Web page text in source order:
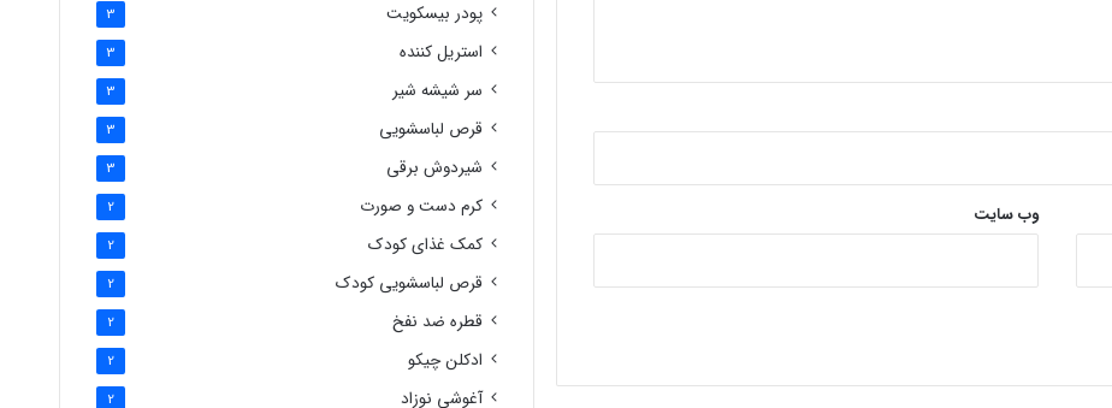
وب‌ سایت
پودر بیسکویت 3
استریل کننده 3
سر شیشه شیر 3
قرص لباسشویی 3
شیردوش برقی 3
کرم دست و صورت 2
کمک غذای کودک 2
قرص لباسشویی کودک 2
قطره ضد نفخ 2
ادکلن چیکو 2
آغوشی نوزاد 2